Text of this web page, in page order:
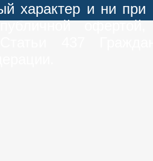
характер и ни при
офертой,